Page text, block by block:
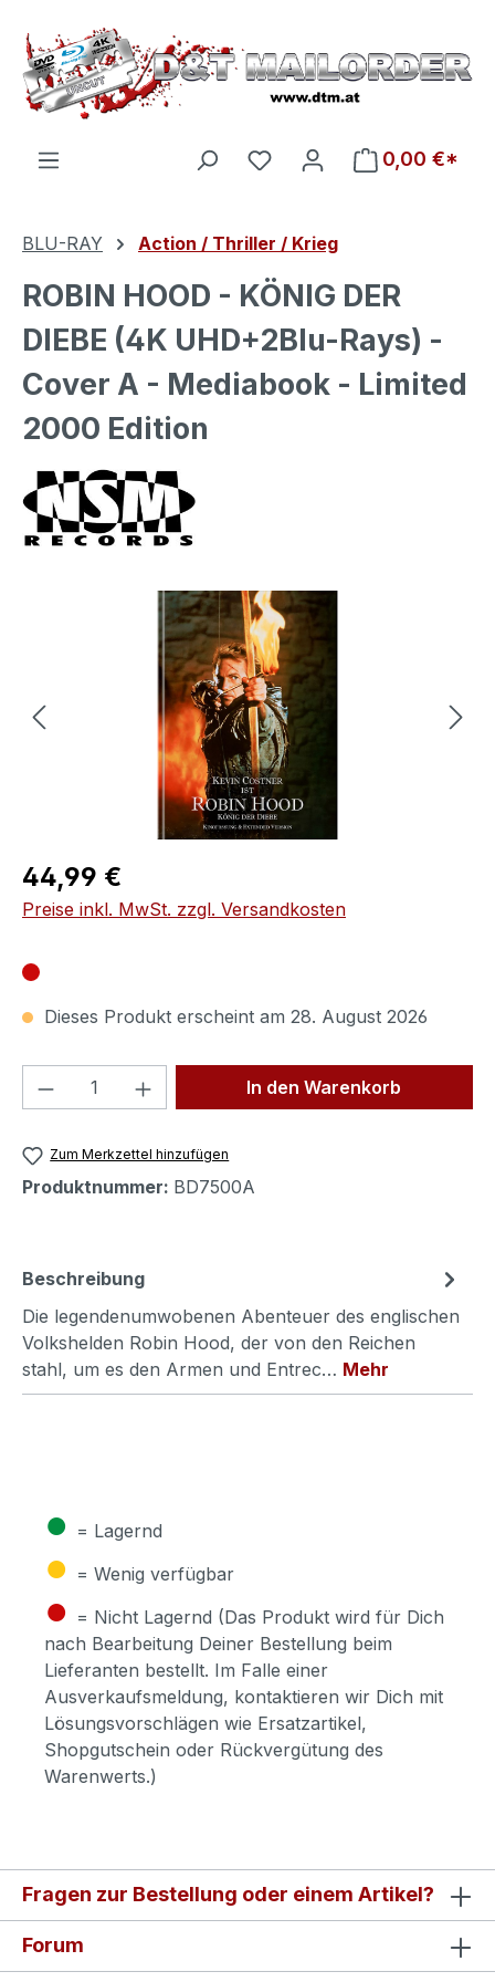
Zum Hauptinhalt springen
Du hast 0 Produkte auf
0,00 €*
BLU-RAY Action / Thriller / Krieg
ROBIN HOOD - KÖNIG DER
DIEBE (4K UHD+2Blu-Rays) -
Cover A - Mediabook - Limited
2000 Edition
Bildergalerie überspringen
Regulärer Preis:
44,99 €
Preise inkl. MwSt. zzgl. Versandkosten
Dieses Produkt erscheint am 28. August 2026
Produkt Anzahl: Gib denIn den Warenkorb
Zum Merkzettel hinzufügen
Produktnummer: BD7500A
Beschreibung
Die legendenumwobenen Abenteuer des englischen
Volkshelden Robin Hood, der von den Reichen
stahl, um es den Armen und Entrec… Mehr
● = Lagernd
● = Wenig verfügbar
● = Nicht Lagernd (Das Produkt wird für Dich
nach Bearbeitung Deiner Bestellung beim
Lieferanten bestellt. Im Falle einer
Ausverkaufsmeldung, kontaktieren wir Dich mit
Lösungsvorschlägen wie Ersatzartikel,
Shopgutschein oder Rückvergütung des
Warenwerts.)
Fragen zur Bestellung oder einem Artikel?
Forum